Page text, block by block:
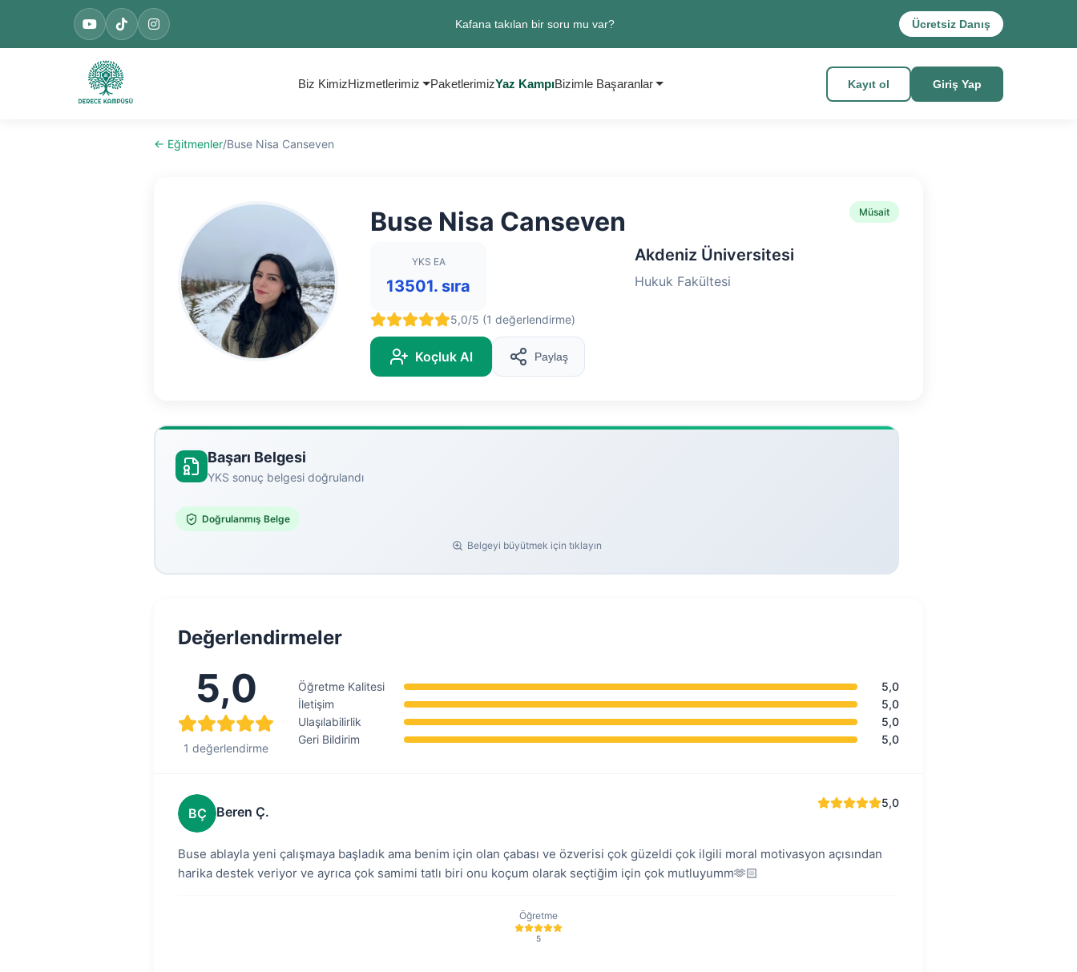
Kafana takılan bir soru mu var? Ücretsiz Danış
Biz KimizHizmetlerimiz PaketlerimizYaz KampıBizimle Başaranlar Kayıt ol Giriş Yap
← Eğitmenler/Buse Nisa Canseven
Buse Nisa Canseven Müsait
YKS EA
13501. sıra
Akdeniz Üniversitesi
Hukuk Fakültesi
5,0/5 (1 değerlendirme)
Koçluk Al Paylaş
Başarı Belgesi
YKS sonuç belgesi doğrulandı
Doğrulanmış Belge
Belgeyi büyütmek için tıklayın
Değerlendirmeler
5,0
1 değerlendirme
Öğretme Kalitesi
5,0
İletişim
5,0
Ulaşılabilirlik
5,0
Geri Bildirim
5,0
BÇ Beren Ç.
5,0
Buse ablayla yeni çalışmaya başladık ama benim için olan çabası ve özverisi çok güzeldi çok ilgili moral motivasyon açısından
harika destek veriyor ve ayrıca çok samimi tatlı biri onu koçum olarak seçtiğim için çok mutluyumm🫶🏻
Öğretme
5